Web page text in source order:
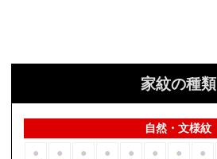
家紋の種類
自然・文様紋